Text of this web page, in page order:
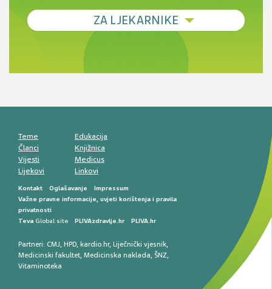
Debljina - od prevencije do personalizirane
Novi pogled na migrenu: komorbiditeti, spolne
razlike i nove terapije
smetnji do rane onkološke dijagnostike
ZA LJEKARNIKE
Antikoagulansi u ljekarničkoj praksi –
Teme
Članci
Vijesti
Lijekovi
Edukacija
Knjižnica
Medicus
Linkovi
Kontakt Oglašavanje
Impressum
Važne pravne informacije, uvjeti korištenja i pravila
privatnosti
Teva Global site PLIVAzdravlje.hr PLIVA.hr
Partneri: CMJ, HPD, kardio.hr, Liječnički vjesnik,
Medicinski fakultet, Medicinska naklada, ŠNZ,
Vitaminoteka